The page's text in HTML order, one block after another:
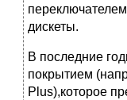
дискеты.
В последние
покрытием
Plus),которое